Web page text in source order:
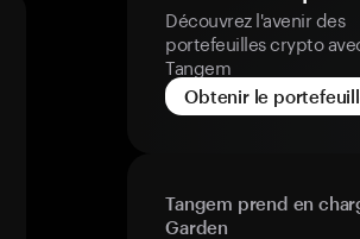
Découvrez l'avenir des
portefeuilles crypto
Tangem
Obtenir le
Tangem prend en
Garden